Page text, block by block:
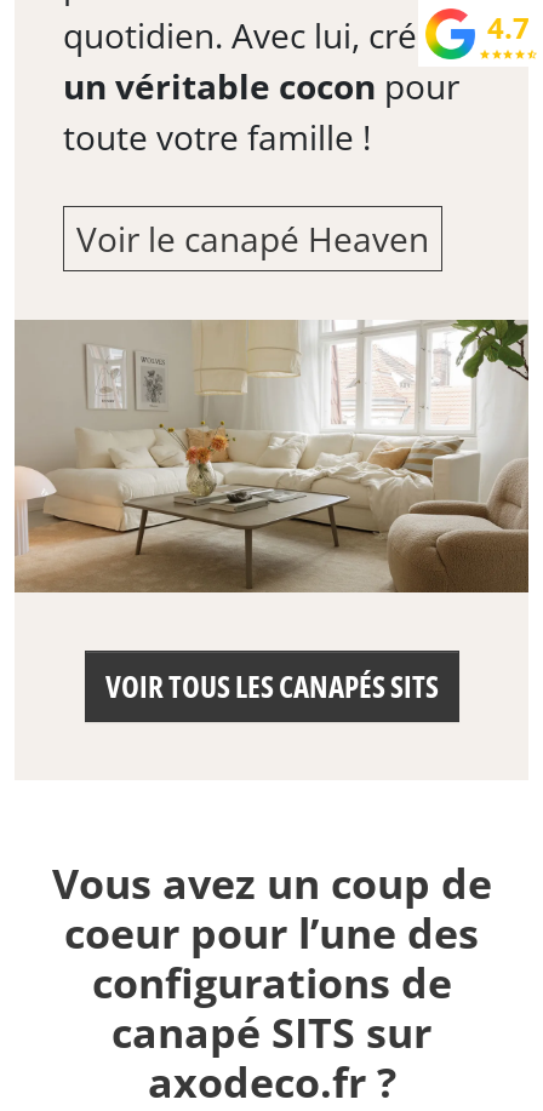
quotidien. Avec lui, créez
un véritable cocon pour
toute votre famille !
Voir le canapé Heaven
VOIR TOUS LES CANAPÉS SITS
Vous avez un coup de
coeur pour l’une des
configurations de
canapé SITS sur
axodeco.fr ?
4.7
star starstar star star_half